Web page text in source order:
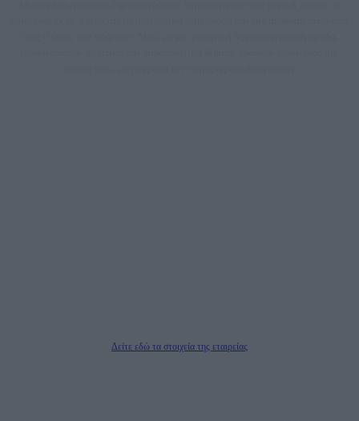
Δείτε εδώ τα στοιχεία της εταιρείας